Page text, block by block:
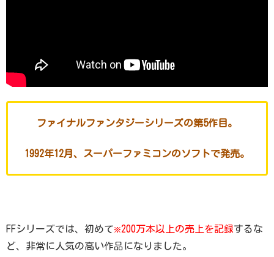
ファイナルファンタジーシリーズの第5作目。
1992年12月、スーパーファミコンのソフトで発売。
FFシリーズでは、初めて※200万本以上の売上を記録するな
ど、非常に人気の高い作品になりました。